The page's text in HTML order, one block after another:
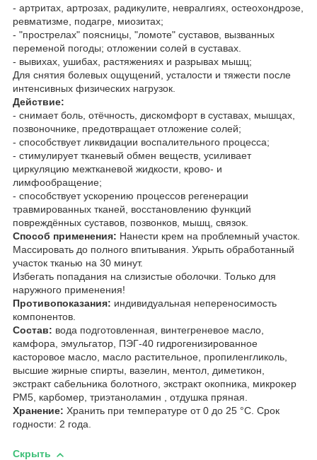
- артритах, артрозах, радикулите, невралгиях, остеохондрозе,
ревматизме, подагре, миозитах;
- "прострелах" поясницы, "ломоте" суставов, вызванных
переменой погоды; отложении солей в суставах.
- вывихах, ушибах, растяжениях и разрывах мышц;
Для снятия болевых ощущений, усталости и тяжести после
интенсивных физических нагрузок.
Действие:
- снимает боль, отёчность, дискомфорт в суставах, мышцах,
позвоночнике, предотвращает отложение солей;
- способствует ликвидации воспалительного процесса;
- стимулирует тканевый обмен веществ, усиливает
циркуляцию межтканевой жидкости, крово- и
лимфообращение;
- способствует ускорению процессов регенерации
травмированных тканей, восстановлению функций
повреждённых суставов, позвонков, мышц, связок.
Способ применения: Нанести крем на проблемный участок.
Массировать до полного впитывания. Укрыть обработанный
участок тканью на 30 минут.
Избегать попадания на слизистые оболочки. Только для
наружного применения!
Противопоказания: индивидуальная непереносимость
компонентов.
Состав: вода подготовленная, винтегреневое масло,
камфора, эмульгатор, ПЭГ-40 гидрогенизированное
касторовое масло, масло растительное, пропиленгликоль,
высшие жирные спирты, вазелин, ментол, диметикон,
экстракт сабельника болотного, экстракт окопника, микрокер
PM5, карбомер, триэтаноламин , отдушка пряная.
Хранение: Хранить при температуре от 0 до 25 °С. Срок
годности: 2 года.
Скрыть